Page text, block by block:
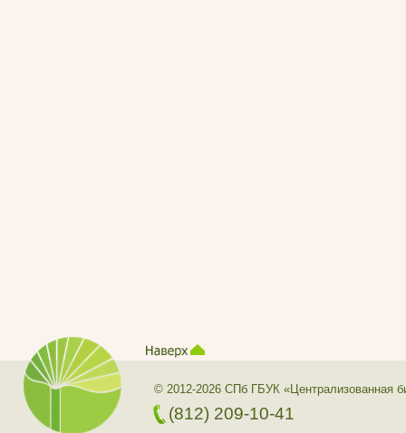
© 2012-2026 СПб ГБУК «Централизованная
(812) 209-10-41